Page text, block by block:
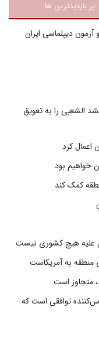
پر بازدیدترین ها
دیپلماسی ایران
الشعبی را به تعویق
اعمال کرد
خواهیم بود
کمک کند
علیه هیچ کشوری نیست
منطقه به آمریکاست
متجاوز است
توافقی است که